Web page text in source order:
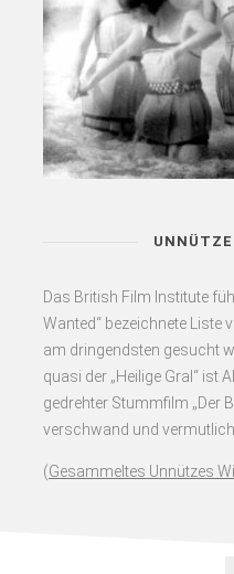
Das British Film Institute
Wanted“ bezeichnete Liste
am dringendsten gesucht
quasi der „Heilige Gral“ ist
gedrehter Stummfilm „Der
verschwand und
(Gesammeltes Unnützes